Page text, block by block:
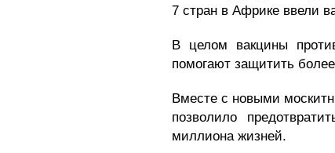
7 стран в Африке ввели
В целом вакцины
помогают защитить
Вместе с новыми
позволило
миллиона жизней.